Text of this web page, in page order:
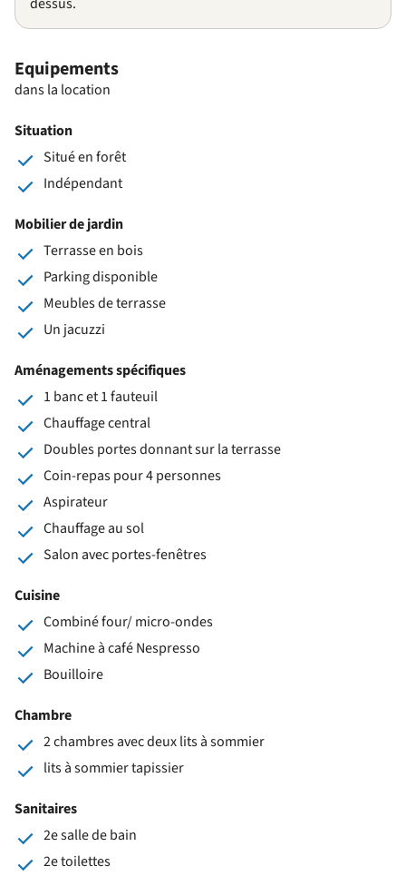
Equipements
dans la location
Situation
Situé en forêt
Indépendant
Mobilier de jardin
Terrasse en bois
Parking disponible
Meubles de terrasse
Un jacuzzi
Aménagements spécifiques
1 banc et 1 fauteuil
Chauffage central
Doubles portes donnant sur la terrasse
Coin-repas pour 4 personnes
Aspirateur
Chauffage au sol
Salon avec portes-fenêtres
Cuisine
Combiné four/ micro-ondes
Machine à café Nespresso
Bouilloire
Chambre
2 chambres avec deux lits à sommier
lits à sommier tapissier
Sanitaires
2e salle de bain
2e toilettes